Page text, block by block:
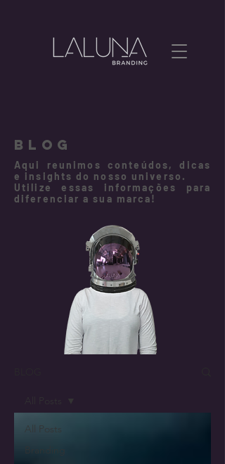
BLOG
Aqui reunimos conteúdos, dicas
e insights do nosso universo.
Utilize essas informações para
diferenciar a sua marca!
All Posts